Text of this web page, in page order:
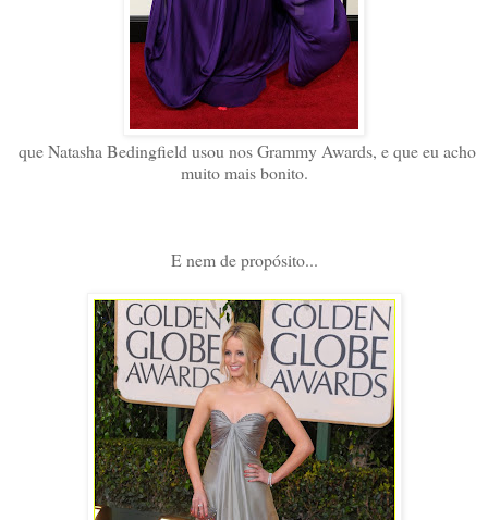
que Natasha Bedingfield usou nos Grammy Awards, e que eu acho
muito mais bonito.
E nem de propósito...